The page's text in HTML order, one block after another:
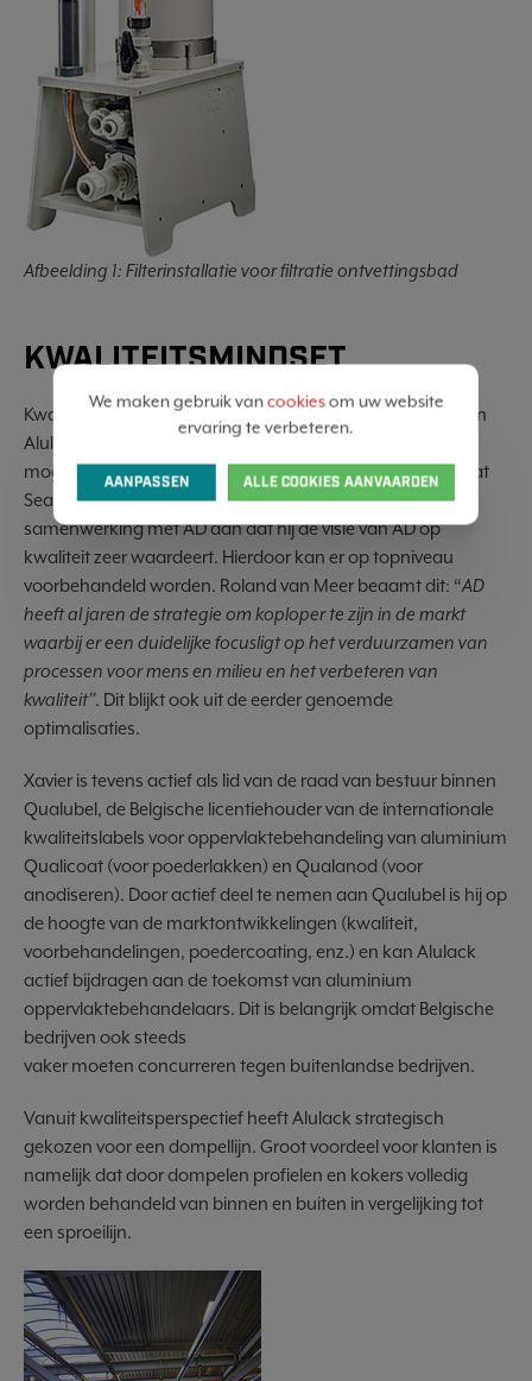
Afbeelding 1: Filterinstallatie voor filtratie ontvettingsbad
KWALITEITSMINDSET
Kwaliteit staat hoog in het vaandel binnen de strategie van
Alulack. Om deze reden biedt het bedrijf al vele jaren de
mogelijkheid voor klanten om te kiezen voor een Qualicoat
Seaside voorbehandeling. Xavier Michiels geeft in de
samenwerking met AD aan dat hij de visie van AD op
kwaliteit zeer waardeert. Hierdoor kan er op topniveau
voorbehandeld worden. Roland van Meer beaamt dit: “AD
heeft al jaren de strategie om koploper te zijn in de markt
waarbij er een duidelijke focusligt op het verduurzamen van
processen voor mens en milieu en het verbeteren van
kwaliteit”. Dit blijkt ook uit de eerder genoemde
optimalisaties.
Xavier is tevens actief als lid van de raad van bestuur binnen
Qualubel, de Belgische licentiehouder van de internationale
kwaliteitslabels voor oppervlaktebehandeling van aluminium
Qualicoat (voor poederlakken) en Qualanod (voor
anodiseren). Door actief deel te nemen aan Qualubel is hij op
de hoogte van de marktontwikkelingen (kwaliteit,
voorbehandelingen, poedercoating, enz.) en kan Alulack
actief bijdragen aan de toekomst van aluminium
oppervlaktebehandelaars. Dit is belangrijk omdat Belgische
bedrijven ook steeds
vaker moeten concurreren tegen buitenlandse bedrijven.
Vanuit kwaliteitsperspectief heeft Alulack strategisch
gekozen voor een dompellijn. Groot voordeel voor klanten is
namelijk dat door dompelen profielen en kokers volledig
worden behandeld van binnen en buiten in vergelijking tot
een sproeilijn.
We maken gebruik vancookiesom uw website
ervaring te verbeteren.
AANPASSEN ALLE COOKIES AANVAARDEN